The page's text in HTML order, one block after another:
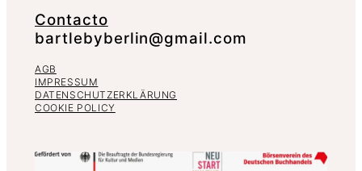
Contacto
bartlebyberlin@gmail.com
AGB
IMPRESSUM
DATENSCHUTZERKLÄRUNG
COOKIE POLICY